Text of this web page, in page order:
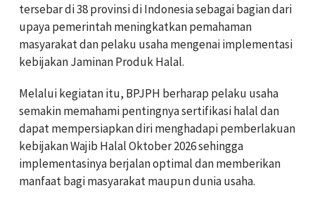
tersebar di 38 provinsi di Indonesia sebagai bagian dari
upaya pemerintah meningkatkan pemahaman
masyarakat dan pelaku usaha mengenai implementasi
kebijakan Jaminan Produk Halal.
Melalui kegiatan itu, BPJPH berharap pelaku usaha
semakin memahami pentingnya sertifikasi halal dan
dapat mempersiapkan diri menghadapi pemberlakuan
kebijakan Wajib Halal Oktober 2026 sehingga
implementasinya berjalan optimal dan memberikan
manfaat bagi masyarakat maupun dunia usaha.